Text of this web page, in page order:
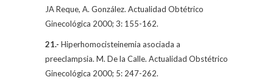
JA Reque, A. González. Actualidad Obtétrico
Ginecológica 2000; 3: 155-162.
21.- Hiperhomocisteinemia asociada a
preeclampsia. M. De la Calle. Actualidad Obstétrico
Ginecológica 2000; 5: 247-262.